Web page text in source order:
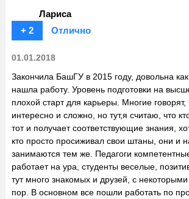
Лариса
+ 2
Отлично
01.01.2018
Закончила БашГУ в 2015 году, довольна
нашла работу. Уровень подготовки на
плохой старт для карьеры. Многие говорят,
интересно и сложно, но тут,я считаю, что
тот и получает соответствующие знания,
кто просто просиживал свои штаны, они и
занимаются тем же. Педагоги
работает на ура, студенты веселые,
тут много знакомых и друзей, с
пор. В основном все пошли работать по